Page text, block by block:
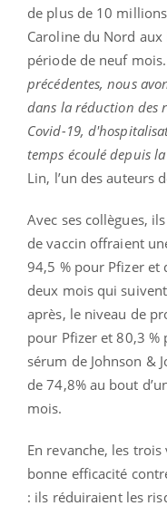
de plus de 10
Caroline du Nord
période de neuf mois.
précédentes, nous
dans la réduction des
Covid-19,
temps écoulé depuis
Lin, l’un des auteurs
Avec ses collègues,
de vaccin offraient
94,5 % pour Pfizer et
deux mois qui
après, le niveau de
pour Pfizer et 80,3
sérum de Johnson &
de 74,8% au bout
mois.
En revanche, les
bonne efficacité
: ils réduiraient les